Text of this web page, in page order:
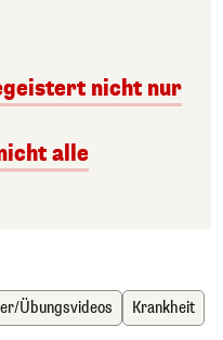
nicht nur
alle
Übungsvideos Krankheit